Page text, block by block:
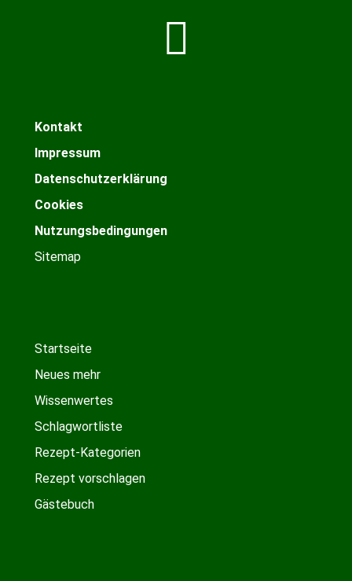
Kontakt
Impressum
Datenschutzerklärung
Cookies
Nutzungsbedingungen
Sitemap
Startseite
Neues mehr
Wissenwertes
Schlagwortliste
Rezept-Kategorien
Rezept vorschlagen
Gästebuch